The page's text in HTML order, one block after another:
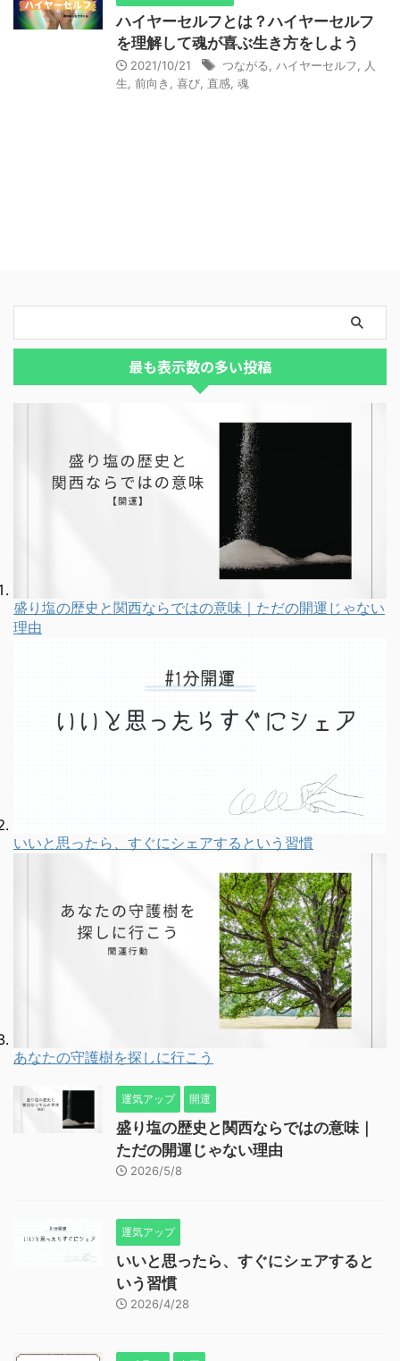
ハイヤーセルフとは？ハイヤーセルフ
を理解して魂が喜ぶ生き方をしよう
2021/10/21 つながる ハイヤーセルフ
人
生 前向き 喜び 直感 魂
最も表示数の多い投稿
盛り塩の歴史と関西ならではの意味｜ただの開運じゃない
理由
いいと思ったら、すぐにシェアするという習慣
あなたの守護樹を探しに行こう
運気アップ 開運
盛り塩の歴史と関西ならではの意味｜
ただの開運じゃない理由
2026/5/8
運気アップ
いいと思ったら、すぐにシェアすると
いう習慣
2026/4/28